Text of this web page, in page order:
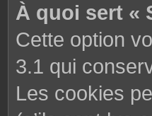
À quoi sert «
Cette option
3.1 qui
Les cookies